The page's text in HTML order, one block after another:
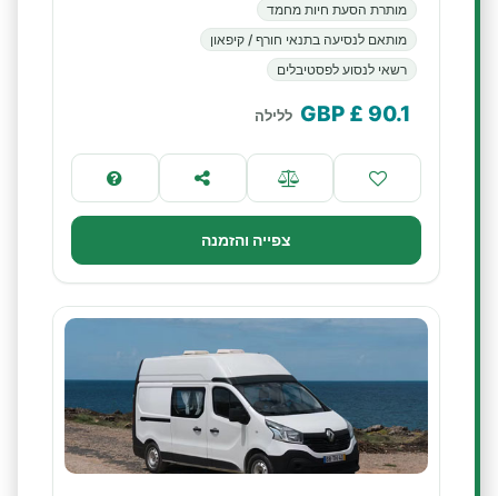
מותרת הסעת חיות מחמד
מותאם לנסיעה בתנאי חורף / קיפאון
רשאי לנסוע לפסטיבלים
90.1
£ GBP ללילה
צפייה והזמנה